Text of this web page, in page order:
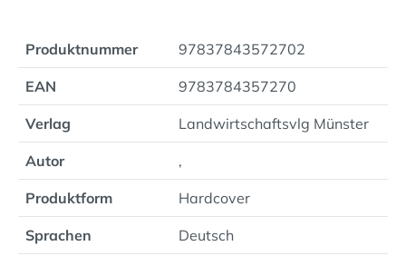
Produktnummer 97837843572702
EAN 9783784357270
Verlag Landwirtschaftsvlg Münster
Autor ,
Produktform Hardcover
Sprachen Deutsch